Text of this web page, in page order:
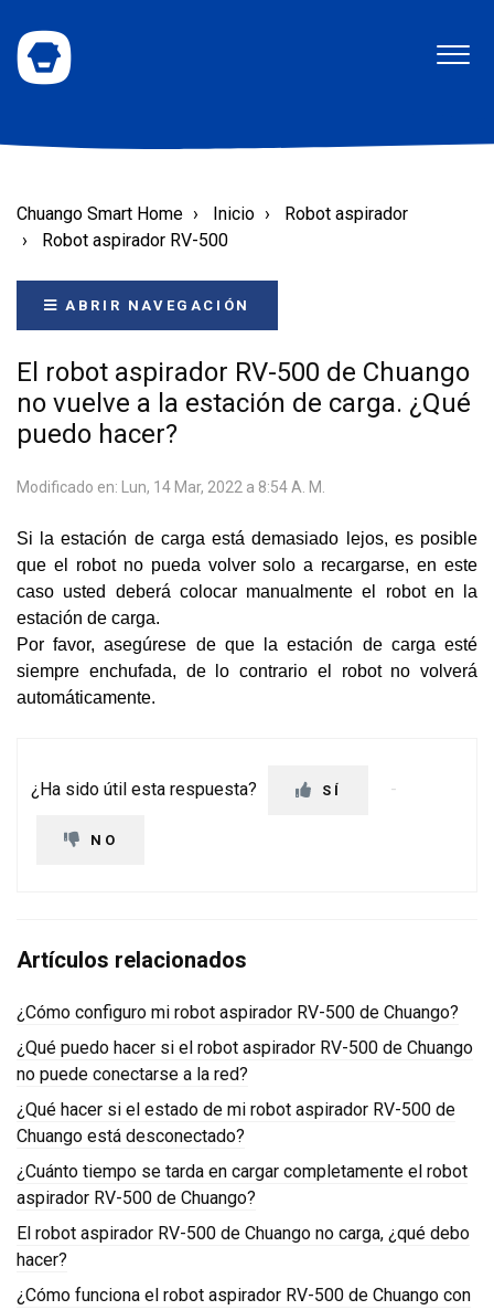
Chuango Smart Home Inicio
Robot aspirador
Robot aspirador RV-500
ABRIR NAVEGACIÓN
El robot aspirador RV-500 de Chuango
no vuelve a la estación de carga. ¿Qué
puedo hacer?
Modificado en: Lun, 14 Mar, 2022 a 8:54 A. M.
Si la estación de carga está demasiado lejos, es posible
que el robot no pueda volver solo a recargarse, en este
caso usted deberá colocar manualmente el robot en la
estación de carga.
Por favor, asegúrese de que la estación de carga esté
siempre enchufada, de lo contrario el robot no volverá
automáticamente.
¿Ha sido útil esta respuesta? SÍ
NO
Artículos relacionados
¿Cómo configuro mi robot aspirador RV-500 de Chuango?
¿Qué puedo hacer si el robot aspirador RV-500 de Chuango
no puede conectarse a la red?
¿Qué hacer si el estado de mi robot aspirador RV-500 de
Chuango está desconectado?
¿Cuánto tiempo se tarda en cargar completamente el robot
aspirador RV-500 de Chuango?
El robot aspirador RV-500 de Chuango no carga, ¿qué debo
hacer?
¿Cómo funciona el robot aspirador RV-500 de Chuango con